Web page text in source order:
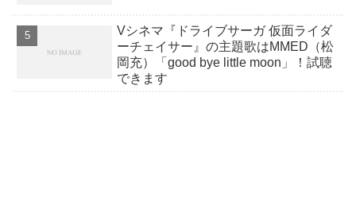
Vシネマ『ドライブサーガ 仮面ライダ
ーチェイサー』の主題歌はMMED（松
岡充）「good bye little moon」！試聴
できます